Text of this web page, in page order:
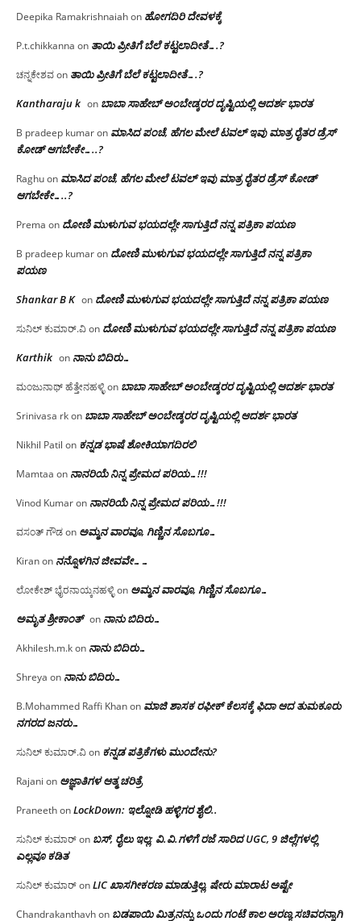
Deepika Ramakrishnaiahon ಹೋಗದಿರಿ ದೇವಳಕ್ಕೆ
P.t.chikkanna on ತಾಯಿ ಪ್ರೀತಿಗೆ ಬೆಲೆ ಕಟ್ಟಲಾದೀತೆ….?
ಚನ್ನಕೇಶವon ತಾಯಿ ಪ್ರೀತಿಗೆ ಬೆಲೆ ಕಟ್ಟಲಾದೀತೆ….?
Kantharaju k on ಬಾಬಾ ಸಾಹೇಬ್ ಅಂಬೇಡ್ಕರರ ದೃಷ್ಟಿಯಲ್ಲಿ ಆದರ್ಶ ಭಾರತ
B pradeep kumaron ಮಾಸಿದ ಪಂಚೆ, ಹೆಗಲ ಮೇಲೆ ಟವಲ್‌ ಇವು ಮಾತ್ರ ರೈತರ ಡ್ರೆಸ್‌
ಕೋಡ್ ಆಗಬೇಕೇ…..?‌
Raghuon ಮಾಸಿದ ಪಂಚೆ, ಹೆಗಲ ಮೇಲೆ ಟವಲ್‌ ಇವು ಮಾತ್ರ ರೈತರ ಡ್ರೆಸ್‌ ಕೋಡ್
ಆಗಬೇಕೇ…..?‌
Prema on ದೋಣಿ ಮುಳುಗುವ ಭಯದಲ್ಲೇ ಸಾಗುತ್ತಿದೆ ನನ್ನ ಪತ್ರಿಕಾ ಪಯಣ
B pradeep kumaron ದೋಣಿ ಮುಳುಗುವ ಭಯದಲ್ಲೇ ಸಾಗುತ್ತಿದೆ ನನ್ನ ಪತ್ರಿಕಾ
ಪಯಣ
Shankar B K on ದೋಣಿ ಮುಳುಗುವ ಭಯದಲ್ಲೇ ಸಾಗುತ್ತಿದೆ ನನ್ನ ಪತ್ರಿಕಾ ಪಯಣ
ಸುನಿಲ್ ಕುಮಾರ್.ವಿon ದೋಣಿ ಮುಳುಗುವ ಭಯದಲ್ಲೇ ಸಾಗುತ್ತಿದೆ ನನ್ನ ಪತ್ರಿಕಾ ಪಯಣ
Karthik on ನಾನು ಬಿದಿರು…
ಮಂಜುನಾಥ್ ಹೆತ್ತೇನಹಳ್ಳಿon ಬಾಬಾ ಸಾಹೇಬ್ ಅಂಬೇಡ್ಕರರ ದೃಷ್ಟಿಯಲ್ಲಿ ಆದರ್ಶ ಭಾರತ
Srinivasa rkon ಬಾಬಾ ಸಾಹೇಬ್ ಅಂಬೇಡ್ಕರರ ದೃಷ್ಟಿಯಲ್ಲಿ ಆದರ್ಶ ಭಾರತ
Nikhil Patil on ಕನ್ನಡ ಭಾಷೆ ಶೋಕಿಯಾಗದಿರಲಿ
Mamtaa on ನಾನರಿಯೆ ನಿನ್ನ ಪ್ರೇಮದ ಪರಿಯ…!!!
Vinod Kumaron ನಾನರಿಯೆ ನಿನ್ನ ಪ್ರೇಮದ ಪರಿಯ…!!!
ವಸಂತ್ ಗೌಡon ಅಮ್ಮನ ವಾರವೂ, ಗಿಣ್ಣಿನ ಸೊಬಗೂ…
Kiranon ನನ್ನೊಳಗಿನ ಜೀವವೇ……
ಲೋಕೇಶ್ ಭೈರನಾಯ್ಕನಹಳ್ಳಿon ಅಮ್ಮನ ವಾರವೂ, ಗಿಣ್ಣಿನ ಸೊಬಗೂ…
ಅಮೃತ ಶ್ರೀಕಾಂತ್ on ನಾನು ಬಿದಿರು…
Akhilesh.m.kon ನಾನು ಬಿದಿರು…
Shreya on ನಾನು ಬಿದಿರು…
B.Mohammed Raffi Khanon ಮಾಜಿ ಶಾಸಕ ರಫೀಕ್ ಕೆಲಸಕ್ಕೆ ಫಿದಾ ಆದ ತುಮಕೂರು
ನಗರದ ಜನರು…
ಸುನಿಲ್ ಕುಮಾರ್.ವಿon ಕನ್ನಡ ಪತ್ರಿಕೆಗಳು ಮುಂದೇನು?
Rajani on ಅಜ್ಞಾತಿಗಳ ಆತ್ಮ ಚರಿತ್ರೆ
PraneethonLockDown: ಇಲ್ನೋಡಿ ಹಳ್ಳಿಗರ ಶೈಲಿ..
ಸುನಿಲ್ ಕುಮಾರ್on ಬಸ್, ರೈಲು ಇಲ್ಲ; ವಿ.ವಿ.ಗಳಿಗೆ ರಜೆ ಸಾರಿದ UGC, 9 ಜಿಲ್ಲೆಗಳಲ್ಲಿ
ಎಲ್ಲವೂ ಕಡಿತ
ಸುನಿಲ್ ಕುಮಾರ್onLIC ಖಾಸಗೀಕರಣ ಮಾಡುತ್ತಿಲ್ಲ, ಷೇರು ಮಾರಾಟ ಅಷ್ಟೇ
Chandrakanthavhon ಬಡಪಾಯಿ ಮಿತ್ರನನ್ನು ಒಂದು ಗಂಟೆ ಕಾಲ ಅರಣ್ಯ ಸಚಿವರನ್ನಾಗಿ